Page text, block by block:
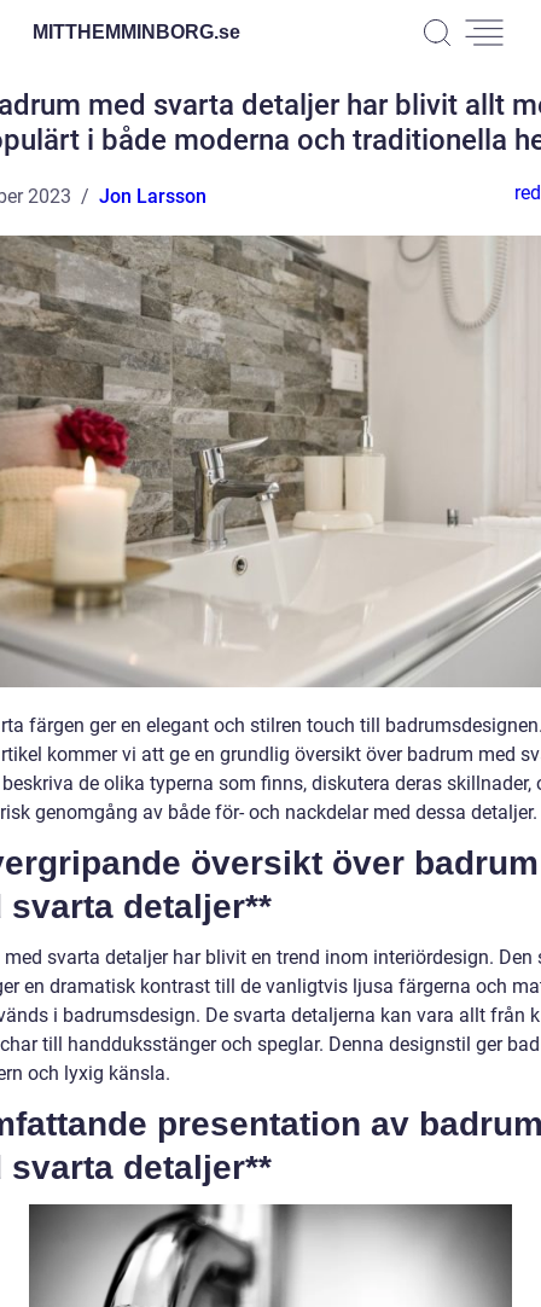
MITTHEMMINBORG.se
med svarta detaljer har blivit allt
i både moderna och traditionella
2023 Jon Larsson
färgen ger en elegant och stilren touch till
kommer vi att ge en grundlig översikt över badrum med
de olika typerna som finns, diskutera deras skillnader,
genomgång av både för- och nackdelar med dessa detaljer.
översikt över badrum
svarta detaljer**
svarta detaljer har blivit en trend inom interiördesign. Den
en dramatisk kontrast till de vanligtvis ljusa färgerna och
i badrumsdesign. De svarta detaljerna kan vara allt från
till handduksstänger och speglar. Denna designstil ger
och lyxig känsla.
presentation av
svarta detaljer**